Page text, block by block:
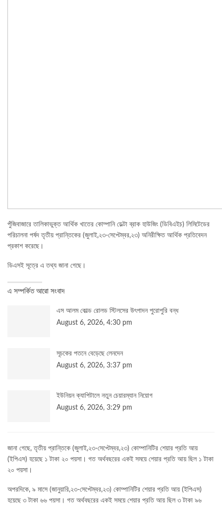
পুঁজিবাজারে তালিকাভুক্ত আর্থিক খাতের কোম্পানি ডেল্টা ব্রাক হাউজিং (ডিবিএইচ) লিমিটেডের
পরিচালনা পর্ষদ তৃতীয় প্রান্তিকের (জুলাই,২৩-সেপ্টেম্বর,২৩) অনিরীক্ষিত আর্থিক প্রতিবেদন
প্রকাশ করেছে।
ডিএসই সূত্রে এ তথ্য জানা গেছে।
এ সম্পর্কিত আরো সংবাদ
এস আলম কোল্ড রোলড স্টিলসের উৎপাদন পুরোপুরি বন্ধ
August 6, 2026, 4:30 pm
সূচকের পতনে বেড়েছে লেনদেন
August 6, 2026, 3:37 pm
ইউনিয়ন ক্যাপিটালে নতুন চেয়ারম্যান নিয়োগ
August 6, 2026, 3:29 pm
জানা গেছে, তৃতীয় প্রান্তিকে (জুলাই,২৩-সেপ্টেম্বর,২৩) কোম্পানিটির শেয়ার প্রতি আয়
(ইপিএস) হয়েছে ১ টাকা ২০ পয়সা। গত অর্থবছরের একই সময়ে শেয়ার প্রতি আয় ছিল ১ টাকা
২০ পয়সা।
অপরদিকে, ৯ মাসে (জানুয়ারি,২৩-সেপ্টেম্বর,২৩) কোম্পানিটির শেয়ার প্রতি আয় (ইপিএস)
হয়েছে ৩ টাকা ৬৬ পয়সা। গত অর্থবছরের একই সময়ে শেয়ার প্রতি আয় ছিল ৩ টাকা ৯৬